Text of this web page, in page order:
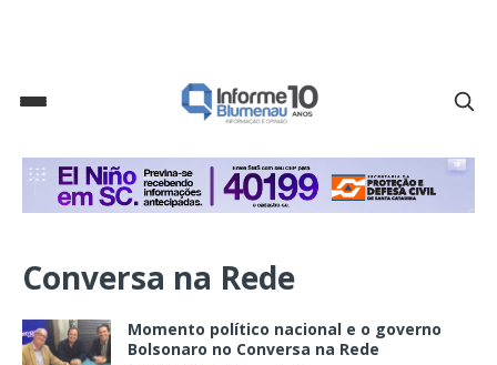
Conversa na Rede
Momento político nacional e o governo
Bolsonaro no Conversa na Rede